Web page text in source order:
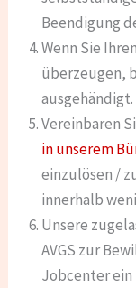
Beendigung
Wenn Sie
überzeugen,
ausgehändigt.
Vereinbaren
in unserem
einzulösen /
innerhalb
Unsere
AVGS zur
Jobcenter